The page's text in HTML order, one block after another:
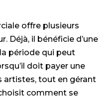
offre plusieurs
Déjà, il bénéficie d’une
période qui peut
doit payer une
artistes, tout en gérant
comment se